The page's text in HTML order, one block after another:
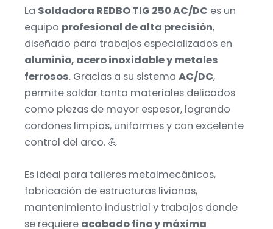
La Soldadora REDBO TIG 250 AC/DC es un
equipo profesional de alta precisión,
diseñado para trabajos especializados en
aluminio, acero inoxidable y metales
ferrosos. Gracias a su sistema AC/DC,
permite soldar tanto materiales delicados
como piezas de mayor espesor, logrando
cordones limpios, uniformes y con excelente
control del arco. 💪
Es ideal para talleres metalmecánicos,
fabricación de estructuras livianas,
mantenimiento industrial y trabajos donde
se requiere acabado fino y máxima